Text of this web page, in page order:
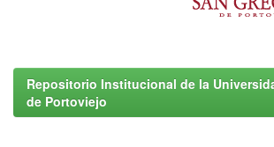
Repositorio Institucional de la
de Portoviejo